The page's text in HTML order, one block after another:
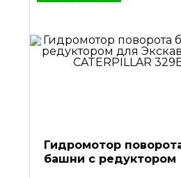
Гидромотор
башни с редуктором